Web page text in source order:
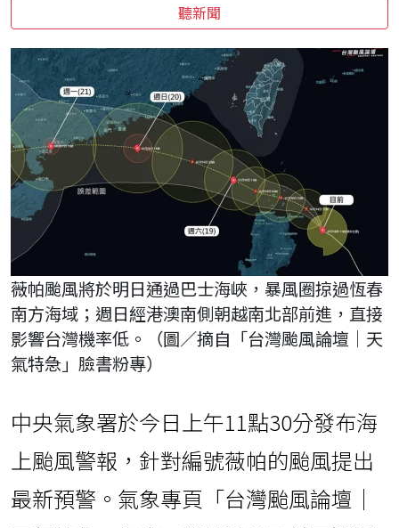
聽新聞
薇帕颱風將於明日通過巴士海峽，暴風圈掠過恆春
南方海域；週日經港澳南側朝越南北部前進，直接
影響台灣機率低。（圖／摘自「台灣颱風論壇｜天
氣特急」臉書粉專）
中央氣象署於今日上午11點30分發布海
上颱風警報，針對編號薇帕的颱風提出
最新預警。氣象專頁「台灣颱風論壇｜